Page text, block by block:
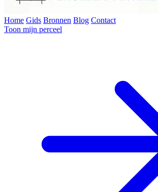
Home Gids Bronnen Blog Contact
Toon mijn perceel